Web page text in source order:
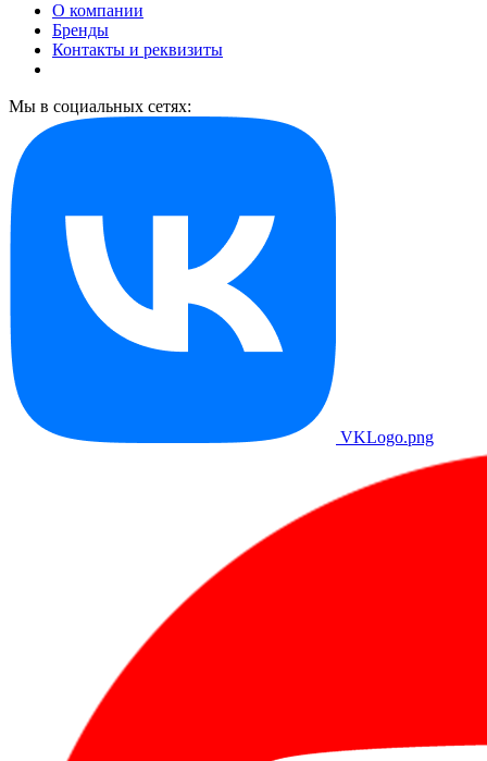
О компании
Бренды
Контакты и реквизиты
Мы в социальных сетях:
VKLogo.png